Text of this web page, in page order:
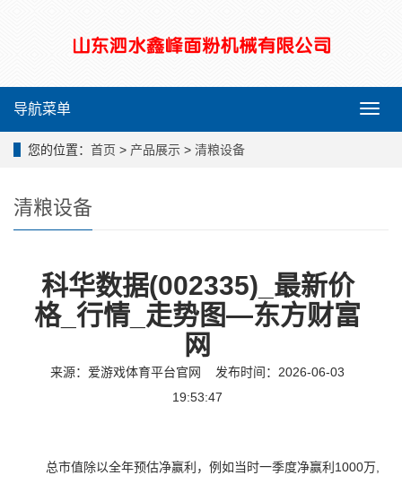
导
导航菜单
您的位置： 首页 > 产品展示 > 清粮设备
清粮设备
科华数据(002335)_最新价
格_行情_走势图—东方财富
网
来源： 爱游戏体育平台官网
发布时间：2026-06-03
19:53:47
总市值除以全年预估净赢利，例如当时一季度净赢利1000万,